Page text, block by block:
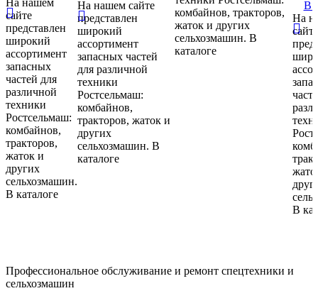
сайте
представлен
широкий
ассортимент
запасных
частей для
различной
техники
Ростсельмаш:
комбайнов,
тракторов,
жаток и
других
сельхозмашин.
В каталоге
На нашем сайте
представлен
широкий
ассортимент
запасных частей
для различной
техники
Ростсельмаш:
комбайнов,
тракторов, жаток и
других
сельхозмашин. В
каталоге
комбайнов, тракторов,
жаток и других
сельхозмашин. В
каталоге
В
На
сайте
В
Профессиональное обслуживание и ремонт спецтехники и
сельхозмашин